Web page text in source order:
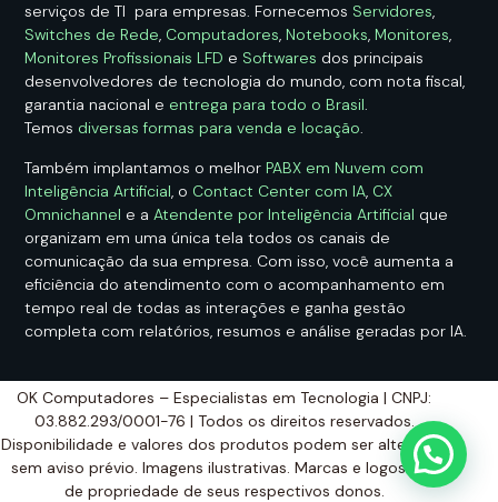
serviços de TI para empresas. Fornecemos Servidores,
Switches de Rede, Computadores, Notebooks, Monitores,
Monitores Profissionais LFD e Softwares dos principais
desenvolvedores de tecnologia do mundo, com nota fiscal,
garantia nacional e entrega para todo o Brasil.
Temos diversas formas para venda e locação.
Também implantamos o melhor PABX em Nuvem com
Inteligência Artificial, o Contact Center com IA, CX
Omnichannel e aAtendente por Inteligência Artificial que
organizam em uma única tela todos os canais de
comunicação da sua empresa. Com isso, você aumenta a
eficiência do atendimento com o acompanhamento em
tempo real de todas as interações e ganha gestão
completa com relatórios, resumos e análise geradas por IA.
OK Computadores – Especialistas em Tecnologia | CNPJ:
03.882.293/0001-76 | Todos os direitos reservados.
Disponibilidade e valores dos produtos podem ser alterados
sem aviso prévio. Imagens ilustrativas. Marcas e logos são
de propriedade de seus respectivos donos.